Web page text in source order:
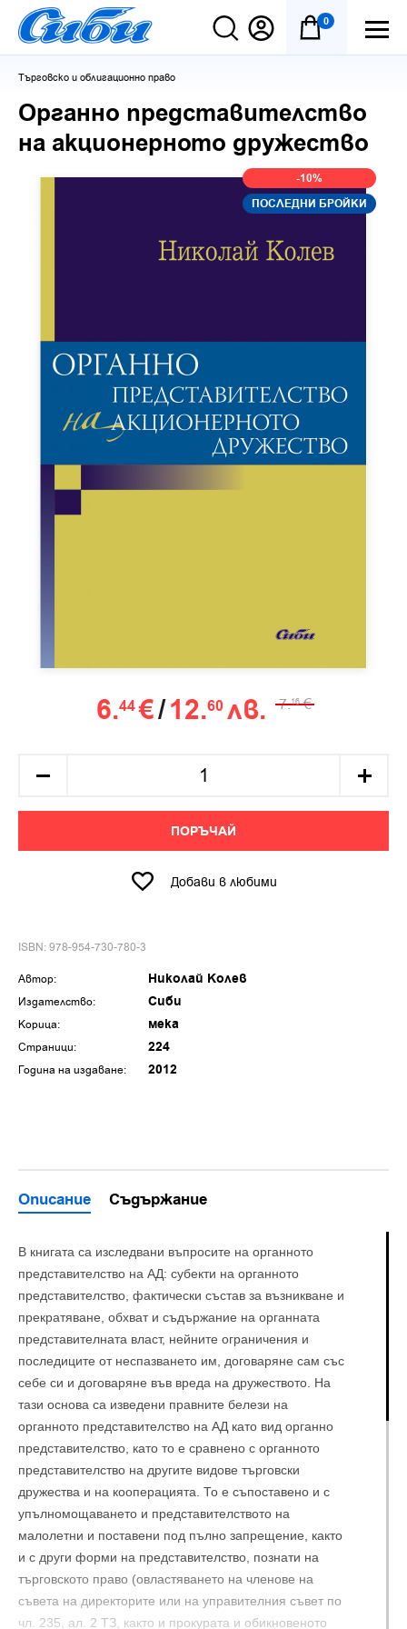
0
Търговско и облигационно право
Органно представителство
на акционерното дружество
-10%
ПОСЛЕДНИ БРОЙКИ
ISBN: 978-954-730-780-3
Автор: Николай Колев
Издателство: Сиби
Корица: мека
Страници: 224
Година на издаване: 2012
6.44€/12.60 лв. 7.16 €
ПОРЪЧАЙ
Добави в любими
Описание Съдържание
В книгата са изследвани въпросите на органното
представителство на АД: субекти на органното
представителство, фактически състав за възникване и
прекратяване, обхват и съдържание на органната
представителната власт, нейните ограничения и
последиците от неспазването им, договаряне сам със
себе си и договаряне във вреда на дружеството. На
тази основа са изведени правните белези на
органното представителство на АД като вид органно
представителство, като то е сравнено с органното
представителство на другите видове търговски
дружества и на кооперацията. То е съпоставено и с
упълномощаването и представителството на
малолетни и поставени под пълно запрещение, както
и с други форми на представителство, познати на
търговското право (овластяването на членове на
съвета на директорите или на управителния съвет по
чл. 235, ал. 2 ТЗ, както и прокурата и обикновеното